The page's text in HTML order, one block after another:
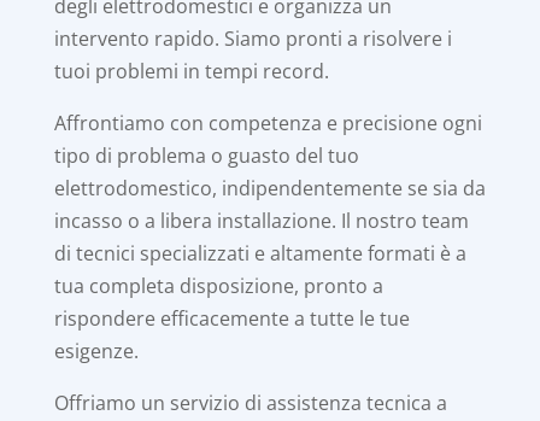
degli elettrodomestici e organizza un
intervento rapido. Siamo pronti a risolvere i
tuoi problemi in tempi record.
Affrontiamo con competenza e precisione ogni
tipo di problema o guasto del tuo
elettrodomestico, indipendentemente se sia da
incasso o a libera installazione. Il nostro team
di tecnici specializzati e altamente formati è a
tua completa disposizione, pronto a
rispondere efficacemente a tutte le tue
esigenze.
Offriamo un servizio di assistenza tecnica a